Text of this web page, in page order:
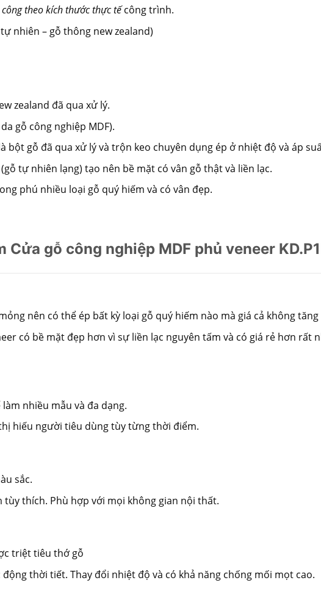
theo kích thước thực tếcông trình.
nhiên – gỗ thông new zealand)
zealand đã qua xử lý.
gỗ công nghiệp MDF).
bột gỗ đã qua xử lý và trộn keo chuyên dụng ép ở nhiệt độ và áp
tự nhiên lạng) tạo nên bề mặt có vân gỗ thật và liền lạc.
phú nhiều loại gỗ quý hiếm và có vân đẹp.
Cửa gỗ công nghiệp MDF phủ veneer
nên có thể ép bất kỳ loại gỗ quý hiếm nào mà giá cả không
có bề mặt đẹp hơn vì sự liền lạc nguyên tấm và có giá rẻ hơn rất
nhiều mẫu và đa dạng.
hiếu người tiêu dùng tùy từng thời điểm.
sắc.
thích. Phù hợp với mọi không gian nội thất.
triệt tiêu thớ gỗ
thời tiết. Thay đổi nhiệt độ và có khả năng chống mối mọt cao.